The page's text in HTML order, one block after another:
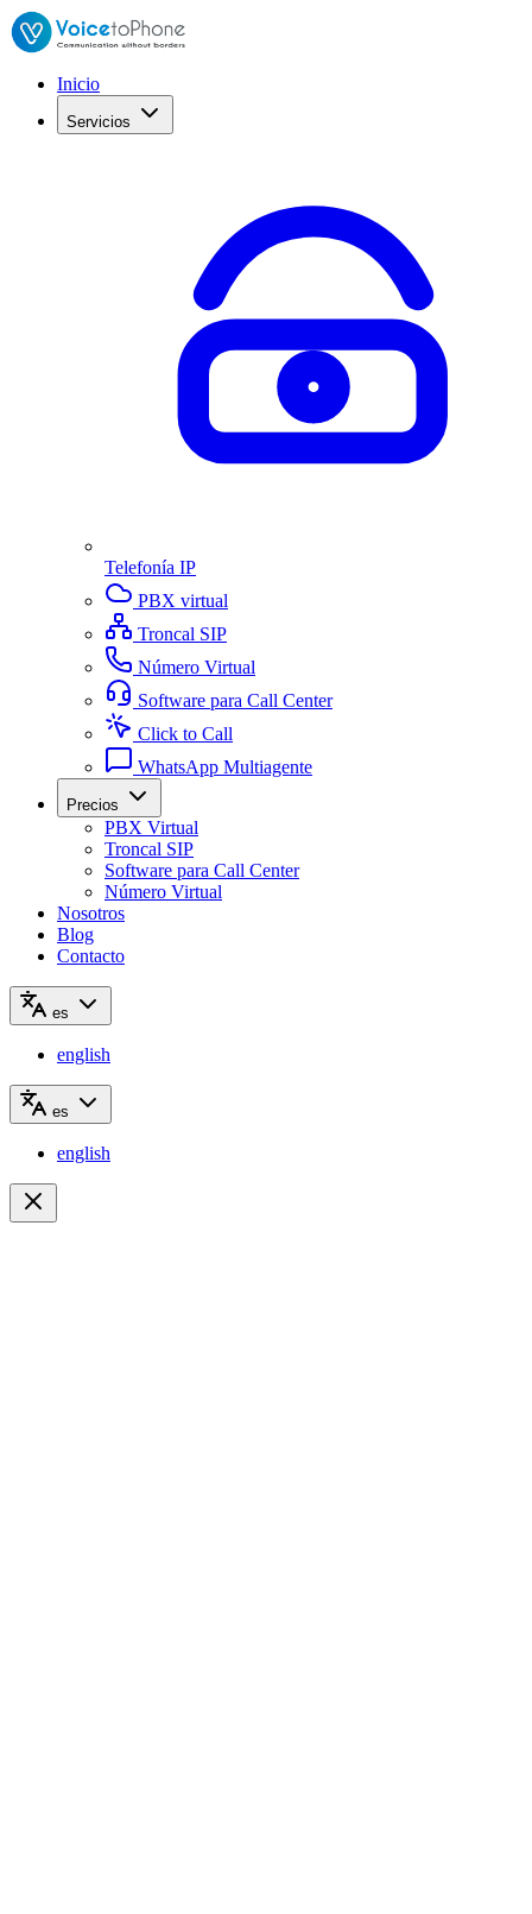
Inicio
Servicios
Telefonía IP
PBX virtual
Troncal SIP
Número Virtual
Software para Call Center
Click to Call
WhatsApp Multiagente
Precios
PBX Virtual
Troncal SIP
Software para Call Center
Número Virtual
Nosotros
Blog
Contacto
es
english
es
english